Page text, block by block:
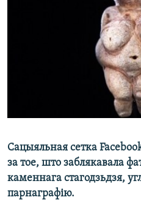
Сацыяльная сетка
за тое, што заблякавала
каменнага стагодзьдзя,
парнаграфію.